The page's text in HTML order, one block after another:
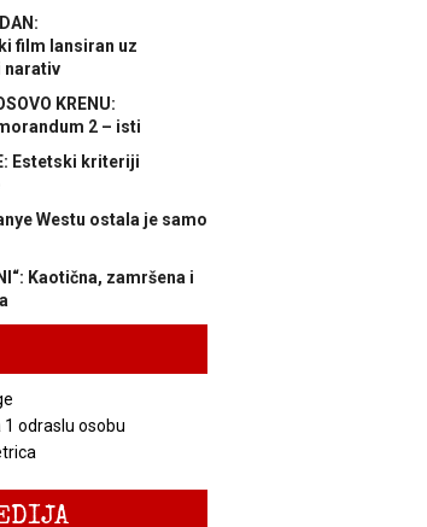
film lansiran uz
narativ
KRENU:
2 – isti
Estetski kriteriji
Westu ostala je samo
Kaotična, zamršena i
odraslu osobu